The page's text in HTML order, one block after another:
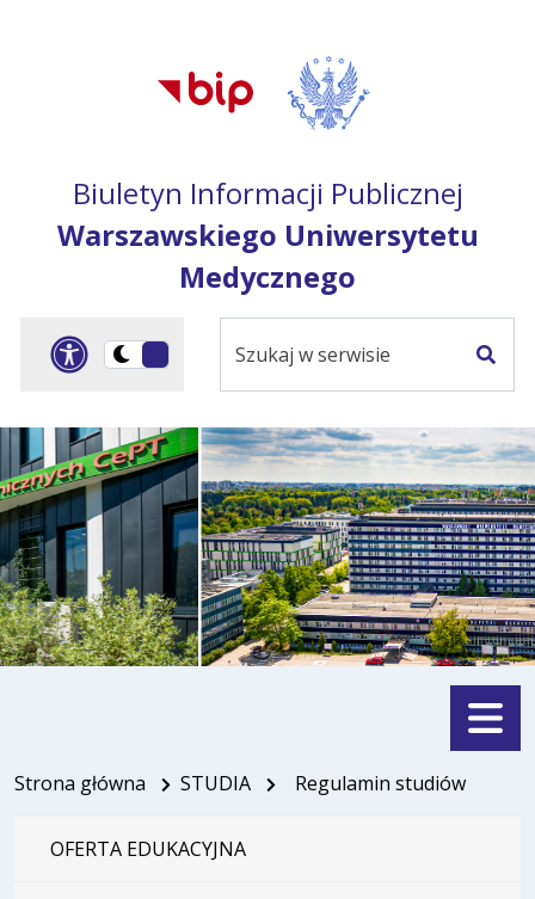
głównego menu
serwisu
Biuletyn Informacji Publicznej
Warszawskiego Uniwersytetu
Medycznego
Panel dostosowania
Przełącz
ciemną
serwisie
Menu
Strona główna STUDIA Regulamin studiów
OFERTA EDUKACYJNA